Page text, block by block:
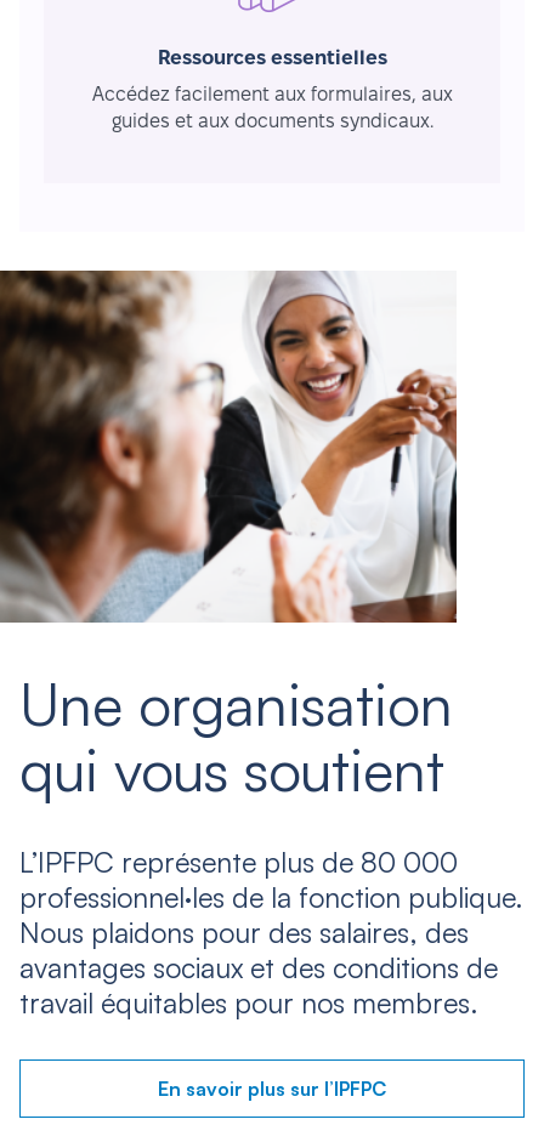
Ressources essentielles
Accédez facilement aux formulaires, aux
guides et aux documents syndicaux.
Une organisation
qui vous soutient
L’IPFPC représente plus de 80 000
professionnel·les de la fonction publique.
Nous plaidons pour des salaires, des
avantages sociaux et des conditions de
travail équitables pour nos membres.
En savoir plus sur l’IPFPC